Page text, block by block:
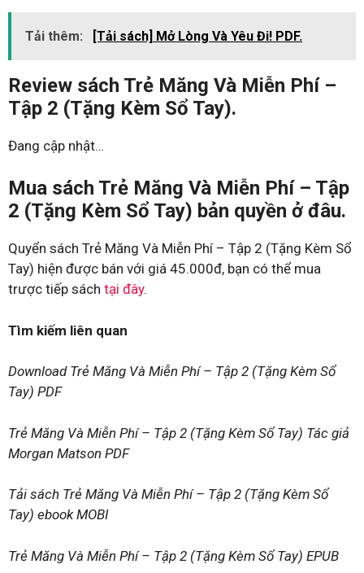
Tải thêm: [Tải sách] Mở Lòng Và Yêu Đi! PDF.
Review sách Trẻ Măng Và Miễn Phí –
Tập 2 (Tặng Kèm Sổ Tay).
Đang cập nhật…
Mua sách Trẻ Măng Và Miễn Phí – Tập
2 (Tặng Kèm Sổ Tay) bản quyền ở đâu.
Quyển sách Trẻ Măng Và Miễn Phí – Tập 2 (Tặng Kèm Sổ
Tay) hiện được bán với giá 45.000đ, bạn có thể mua
trược tiếp sách tại đây.
Tìm kiếm liên quan
Download Trẻ Măng Và Miễn Phí – Tập 2 (Tặng Kèm Sổ
Tay) PDF
Trẻ Măng Và Miễn Phí – Tập 2 (Tặng Kèm Sổ Tay) Tác giả
Morgan Matson PDF
Tải sách Trẻ Măng Và Miễn Phí – Tập 2 (Tặng Kèm Sổ
Tay) ebook MOBI
Trẻ Măng Và Miễn Phí – Tập 2 (Tặng Kèm Sổ Tay) EPUB